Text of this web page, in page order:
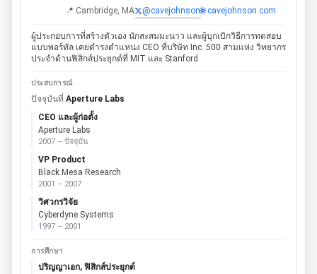
📍 Cambridge, MA
@cavejohnson🌐 cavejohnson.com
ผู้ประกอบการที่สร้างตัวเอง นักสะสมมะนาว และผู้บุกเบิกวิธีการทดสอบ
แบบพอร์ทัล เคยดำรงตำแหน่ง CEO ที่บริษัท Inc. 500 สามแห่ง วิทยากร
ประจำด้านฟิสิกส์ประยุกต์ที่ MIT และ Stanford
ประสบการณ์
ปัจจุบันที่ Aperture Labs
CEO และผู้ก่อตั้ง
Aperture Labs
2007 – ปัจจุบัน
VP Product
Black Mesa Research
2001 – 2007
วิศวกรวิจัย
Cyberdyne Systems
1997 – 2001
การศึกษา
ปริญญาเอก, ฟิสิกส์ประยุกต์